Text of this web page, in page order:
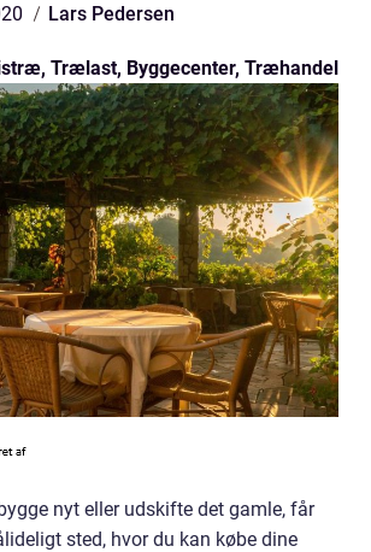
Lars Pedersen
Trælast, Byggecenter, Træhandel
nyt eller udskifte det gamle, får
sted, hvor du kan købe dine